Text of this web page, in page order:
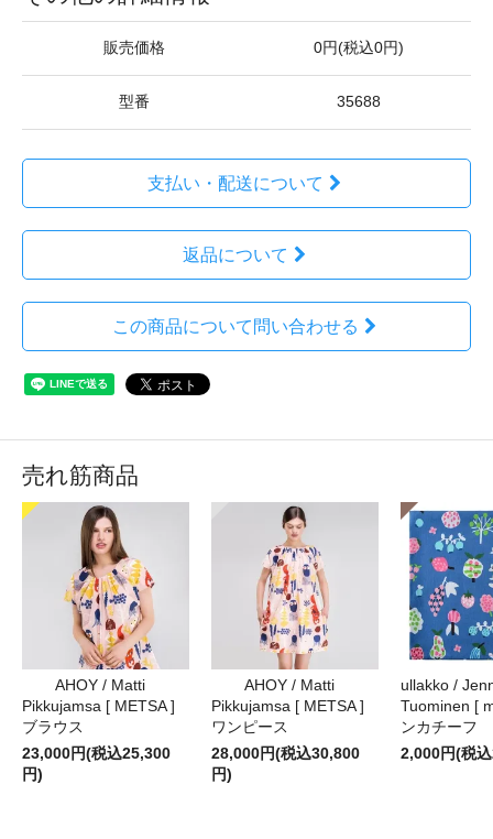
販売価格 0円(税込0円)
型番 35688
支払い・配送について
返品について
この商品について問い合わせる
売れ筋商品
AHOY / Matti
Pikkujamsa [ METSA ]
ブラウス
23,000円(税込25,300
円)
AHOY / Matti
Pikkujamsa [ METSA ]
ワンピース
28,000円(税込30,800
円)
ullakko /
Tuominen [
ンカチーフ
2,000円(税